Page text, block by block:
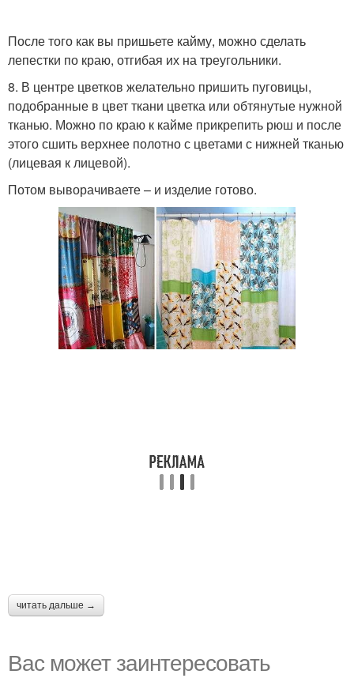
После того как вы пришьете кайму, можно сделать
лепестки по краю, отгибая их на треугольники.
8. В центре цветков желательно пришить пуговицы,
подобранные в цвет ткани цветка или обтянутые нужной
тканью. Можно по краю к кайме прикрепить рюш и после
этого сшить верхнее полотно с цветами с нижней тканью
(лицевая к лицевой).
Потом выворачиваете – и изделие готово.
читать дальше →
Вас может заинтересовать